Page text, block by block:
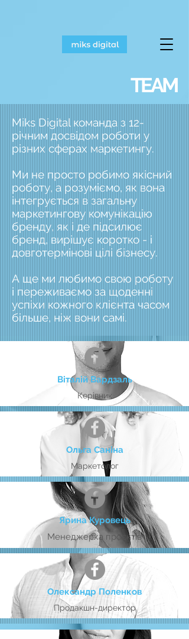
TEAM
Miks Digital команда з 12-
річним досвідом роботи у
різних сферах маркетингу.
Ми не просто робимо якісний
роботу, а розуміємо, як вона
інтегрується в загальну
маркетингову комунікацію
бренду, як і де підсилює
бренд, вирішує коротко - і
довготермінові цілі бізнесу.
А ще ми любимо свою роботу
і переживаємо за щоденні
успіхи кожного клієнта часом
більше, ніж вони самі.
Віталій Вардзаль
Керівник
Ольга Саніна
Маркетолог
Ярина Куровець
Менеджерка проєктів
Олександр Поленков
Продакшн-директор